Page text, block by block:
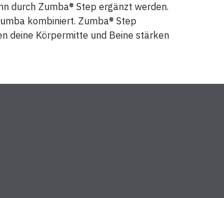
durch Zumba® Step ergänzt werden.
kombiniert. Zumba® Step
deine Körpermitte und Beine stärken